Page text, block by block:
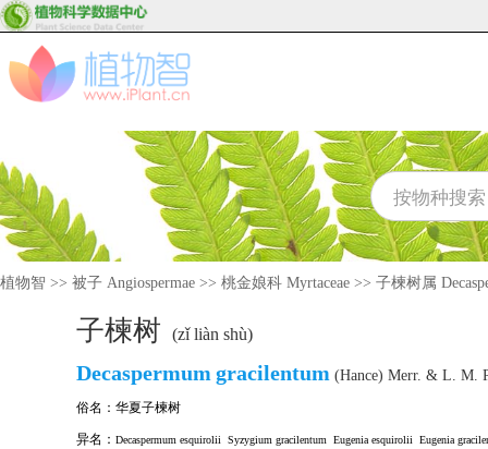
植物智 >> 被子 Angiospermae >> 桃金娘科 Myrtaceae >> 子楝树属
子楝树 (zǐ liàn shù)
Decaspermum gracilentum (Hance) Merr. & L. M.
俗名： 华夏子楝树
异名： Decaspermum esquirolii Syzygium gracilentum Eugenia esquirolii Eugenia